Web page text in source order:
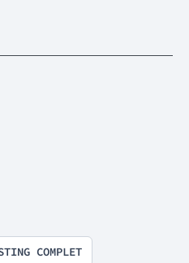
COMPLET